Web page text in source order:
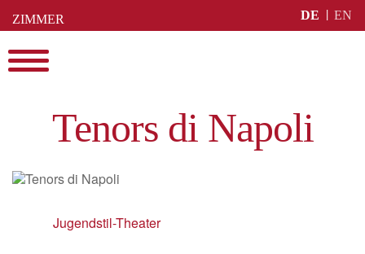
ZIMMER
DE EN
Menu
Tenors di Napoli
Jugendstil-Theater